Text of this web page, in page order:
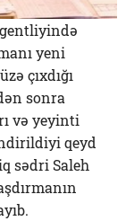
yeni
çıxdığı
sonra
və yeyinti
qeyd
sədri Saleh